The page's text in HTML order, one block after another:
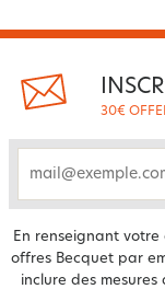
30€
email
En renseignant
offres Becquet par
inclure des mesures